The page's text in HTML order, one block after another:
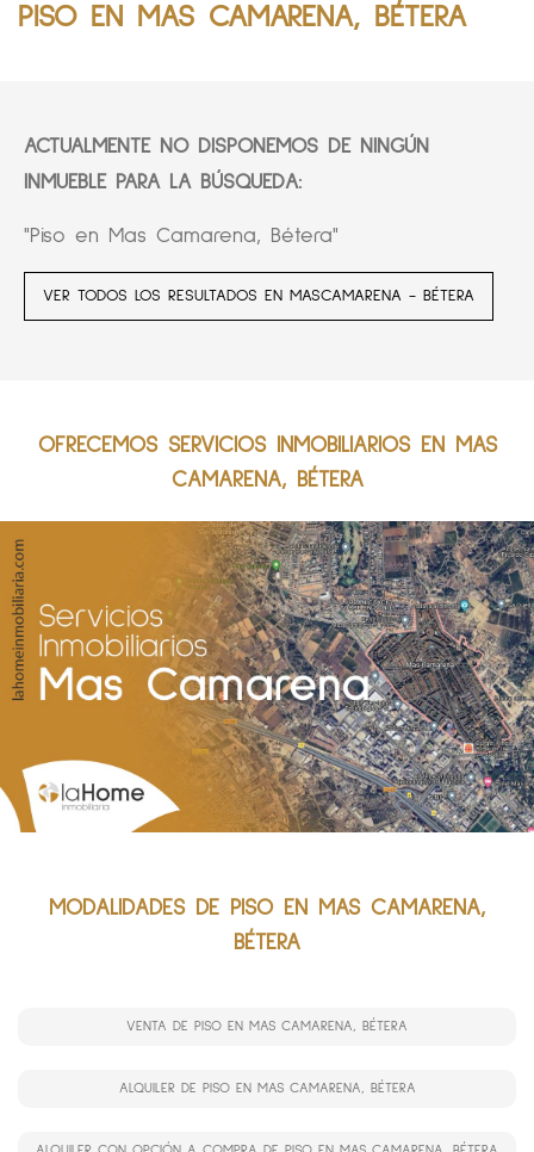
PISO EN MAS CAMARENA, BÉTERA
ACTUALMENTE NO DISPONEMOS DE NINGÚN
INMUEBLE PARA LA BÚSQUEDA:
"Piso en Mas Camarena, Bétera"
VER TODOS LOS RESULTADOS EN MASCAMARENA - BÉTERA
OFRECEMOS SERVICIOS INMOBILIARIOS EN MAS
CAMARENA, BÉTERA
MODALIDADES DE PISO EN MAS CAMARENA,
BÉTERA
VENTA DE PISO EN MAS CAMARENA, BÉTERA
ALQUILER DE PISO EN MAS CAMARENA, BÉTERA